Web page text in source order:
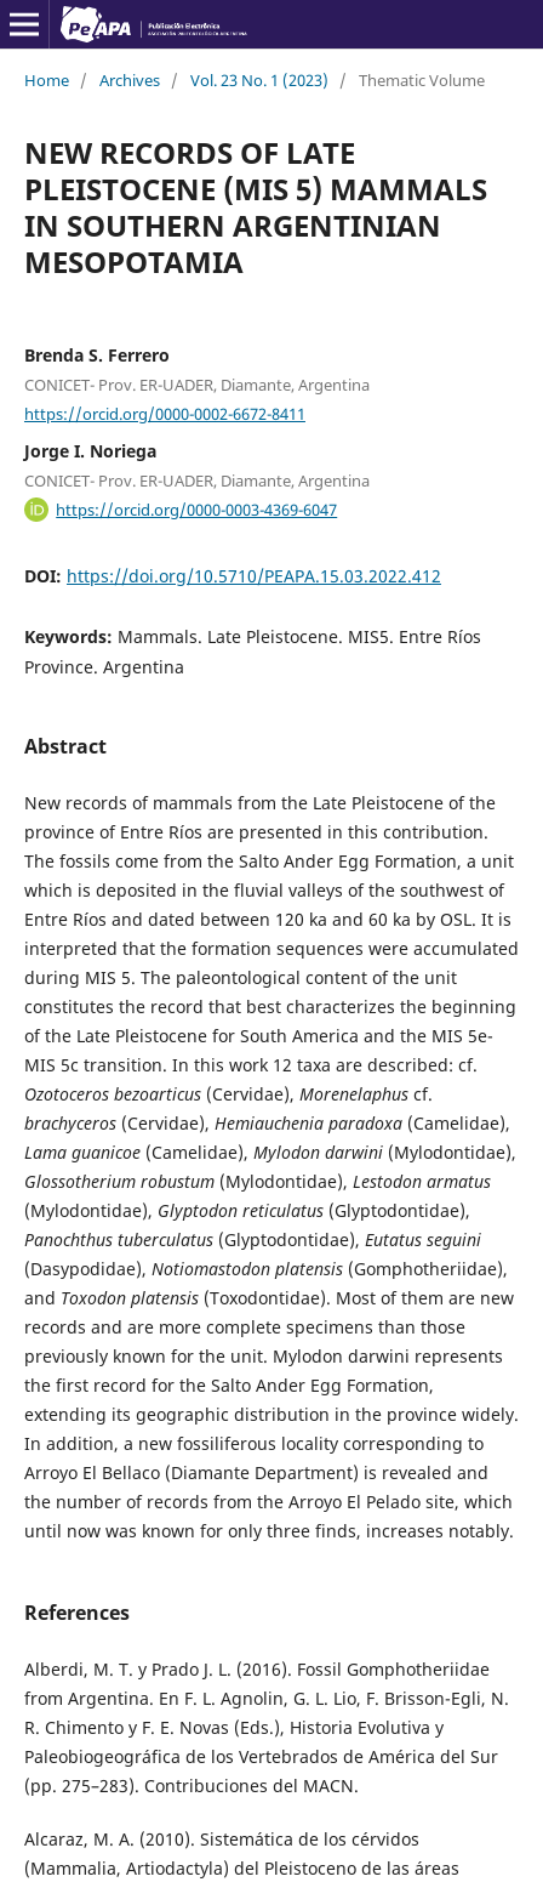
Home / Archives / Vol. 23 No. 1 (2023) / Thematic Volume
NEW RECORDS OF LATE
PLEISTOCENE (MIS 5) MAMMALS
IN SOUTHERN ARGENTINIAN
MESOPOTAMIA
Brenda S. Ferrero
CONICET- Prov. ER-UADER, Diamante, Argentina
https://orcid.org/0000-0002-6672-8411
Jorge I. Noriega
CONICET- Prov. ER-UADER, Diamante, Argentina
https://orcid.org/0000-0003-4369-6047
DOI: https://doi.org/10.5710/PEAPA.15.03.2022.412
Keywords: Mammals. Late Pleistocene. MIS5. Entre Ríos
Province. Argentina
Abstract
New records of mammals from the Late Pleistocene of the
province of Entre Ríos are presented in this contribution.
The fossils come from the Salto Ander Egg Formation, a unit
which is deposited in the fluvial valleys of the southwest of
Entre Ríos and dated between 120 ka and 60 ka by OSL. It is
interpreted that the formation sequences were accumulated
during MIS 5. The paleontological content of the unit
constitutes the record that best characterizes the beginning
of the Late Pleistocene for South America and the MIS 5e-
MIS 5c transition. In this work 12 taxa are described: cf.
Ozotoceros bezoarticus(Cervidae), Morenelaphuscf.
brachyceros(Cervidae), Hemiauchenia paradoxa(Camelidae),
Lama guanicoe(Camelidae), Mylodon darwini(Mylodontidae),
Glossotherium robustum(Mylodontidae), Lestodon armatus
(Mylodontidae), Glyptodon reticulatus(Glyptodontidae),
Panochthus tuberculatus(Glyptodontidae), Eutatus seguini
(Dasypodidae), Notiomastodon platensis(Gomphotheriidae),
and Toxodon platensis(Toxodontidae). Most of them are new
records and are more complete specimens than those
previously known for the unit. Mylodon darwini represents
the first record for the Salto Ander Egg Formation,
extending its geographic distribution in the province widely.
In addition, a new fossiliferous locality corresponding to
Arroyo El Bellaco (Diamante Department) is revealed and
the number of records from the Arroyo El Pelado site, which
until now was known for only three finds, increases notably.
References
Alberdi, M. T. y Prado J. L. (2016). Fossil Gomphotheriidae
from Argentina. En F. L. Agnolin, G. L. Lio, F. Brisson-Egli, N.
R. Chimento y F. E. Novas (Eds.), Historia Evolutiva y
Paleobiogeográfica de los Vertebrados de América del Sur
(pp. 275–283). Contribuciones del MACN.
Alcaraz, M. A. (2010). Sistemática de los cérvidos
(Mammalia, Artiodactyla) del Pleistoceno de las áreas